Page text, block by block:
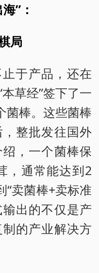
”：
局
于产品，还在
草经”签下了一
菌棒。这些菌棒
整批发往国外
，一个菌棒保
，通常能达到2
“卖菌棒+卖标准
出的不仅是产
的产业解决方